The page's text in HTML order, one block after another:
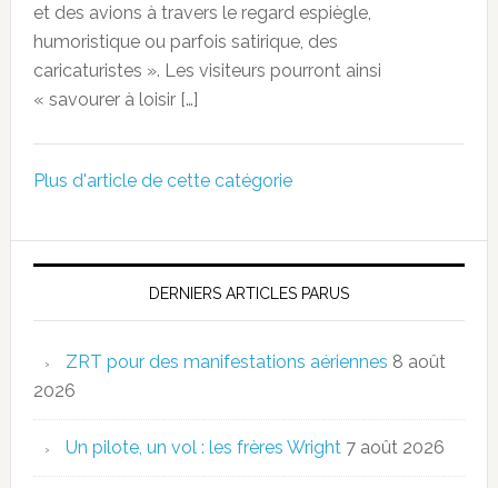
et des avions à travers le regard espiègle,
humoristique ou parfois satirique, des
caricaturistes ». Les visiteurs pourront ainsi
« savourer à loisir […]
Plus d'article de cette catégorie
DERNIERS ARTICLES PARUS
ZRT pour des manifestations aériennes 8 août
2026
Un pilote, un vol : les frères Wright 7 août 2026